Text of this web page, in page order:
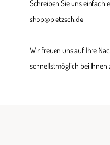
Schreiben Sie uns einfach
shop@pletzsch.de
Wir freuen uns auf Ihre
schnellstmöglich bei Ihnen